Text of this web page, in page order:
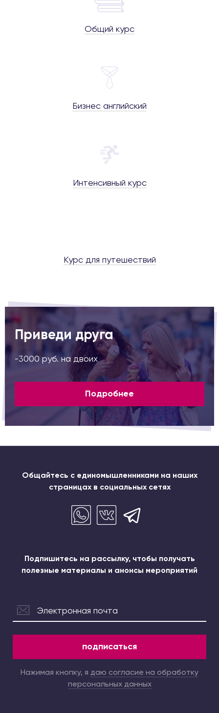
Общий курс
Бизнес английский
Интенсивный курс
Курс для путешествий
Приведи друга
-3000 руб. на двоих
Подробнее
Общайтесь с единомышленниками на наших
страницах в социальных сетях
Подпишитесь на рассылку, чтобы получать
полезные материалы и анонсы мероприятий
подписаться
Нажимая кнопку, я даю согласие на обработку
персональных данных